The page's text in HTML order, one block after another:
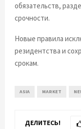
обязательств,
срочности.
Новые правила
резидентства и
срокам.
ASIA MARKET
ДЕЛИТЕСЬ!